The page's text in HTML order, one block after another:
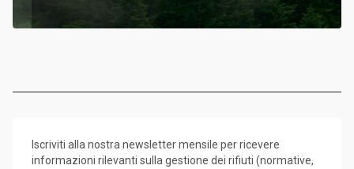
Iscriviti alla nostra newsletter mensile per ricevere
informazioni rilevanti sulla gestione dei rifiuti (normative,